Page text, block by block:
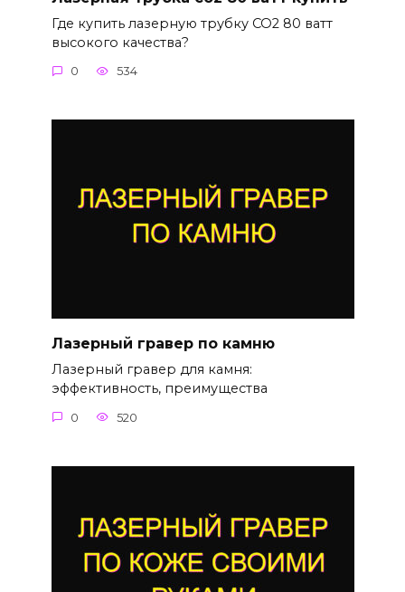
Где купить лазерную трубку CO2 80 ватт
высокого качества?
0 534
Лазерный гравер по камню
Лазерный гравер для камня:
эффективность, преимущества
0 520